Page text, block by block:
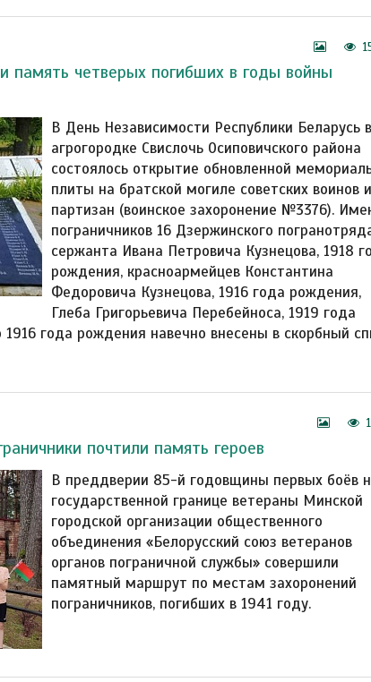
память четверых погибших в годы войны
В День Независимости Республики Беларусь в
агрогородке Свислочь Осиповичского района
состоялось открытие обновленной
плиты на братской могиле советских воинов и
партизан (воинское захоронение №3376).
пограничников 16 Дзержинского
сержанта Ивана Петровича Кузнецова, 1918
рождения, красноармейцев Константина
Федоровича Кузнецова, 1916 года рождения,
Глеба Григорьевича Перебейноса, 1919 года
года рождения навечно внесены в скорбный
почтили память героев
В преддверии 85-й годовщины первых боёв
государственной границе ветераны Минской
городской организации общественного
объединения «Белорусский союз ветеранов
органов пограничной службы» совершили
памятный маршрут по местам захоронений
пограничников, погибших в 1941 году.